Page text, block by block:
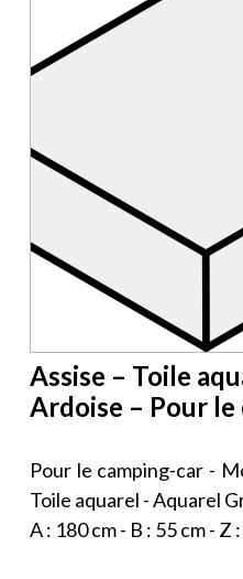
Assise – Toile
Ardoise – Pour
Pour le camping-car -
Toile aquarel - Aquarel
A : 180 cm - B : 55 cm - Z